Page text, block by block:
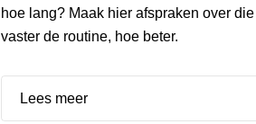
hoe lang? Maak hier afspraken over
vaster de routine, hoe beter.
Lees meer